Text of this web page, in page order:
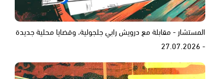
المستشار - مقابلة مع درويش رابي جلجولية، وقضايا محلية جديدة
- 27.07.2026